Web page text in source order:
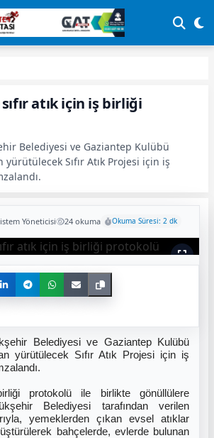
atık için iş birliği
Belediyesi ve Gaziantep Kulübü
Sıfır Atık Projesi için iş
Yöneticisi 24 okuma Okuma Süresi: 2 dk
Belediyesi ve Gaziantep Kulübü
yürütülecek Sıfır Atık Projesi için iş
protokolü ile birlikte gönüllülere
Belediyesi tarafından verilen
yemeklerden çıkan evsel atıklar
bahçelerde, evlerde bulunan